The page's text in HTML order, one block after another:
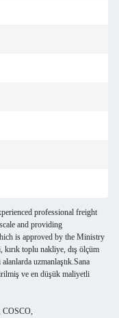
professional freight
and providing
is approved by the Ministry
toplu nakliye, dış ölçüm
uzmanlaştık.Sana
ve en düşük maliyetli